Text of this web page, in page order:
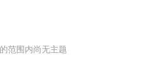
范围内尚无主题